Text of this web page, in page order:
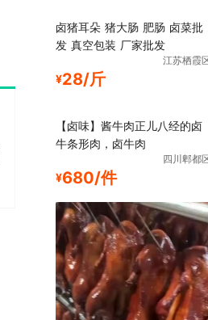
卤猪耳朵 猪大肠 肥肠 卤菜批
发 真空包装 厂家批发
江苏栖霞
¥28/斤
【卤味】酱牛肉正儿八经的卤
牛条形肉，卤牛肉
四川郫都
¥680/件